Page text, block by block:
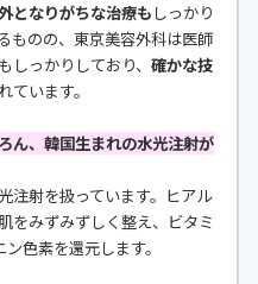
となりがちな治療も しっかり
ものの、東京美容外科は医師
っかりしており、 確かな技
ています。
ん、韓国生まれの水光注射が
注射を扱っています。ヒアル
をみずみずしく整え、ビタミ
色素を還元します。